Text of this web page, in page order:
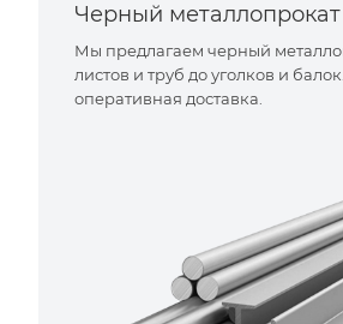
Черный металлопрокат
Мы предлагаем черный
листов и труб до уголков и
оперативная доставка.